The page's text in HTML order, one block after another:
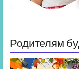
Родителям